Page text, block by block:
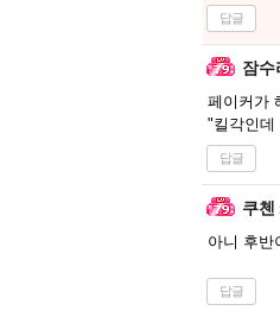
답글
잠수
페이커가
"킬각인데
답글
쿠첸
아니 후반
답글